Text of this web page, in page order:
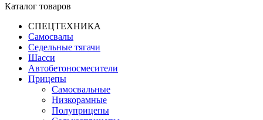
Каталог товаров
СПЕЦТЕХНИКА
Самосвалы
Седельные тягачи
Шасси
Автобетоно­смесители
Прицепы
Самосвальные
Низкорамные
Полуприцепы